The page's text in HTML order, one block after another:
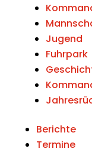
Jugend
Fuhrpark
Berichte
Termine